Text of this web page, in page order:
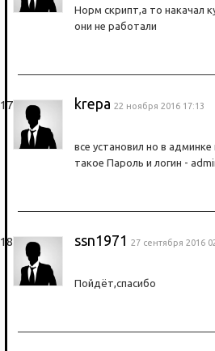
Норм скрипт,а то накачал
они не работали
krepa 22 ноября 2016 17:13
все установил но в
такое Пароль и логин -
ssn1971 27 сентября 2016
Пойдёт,спасибо